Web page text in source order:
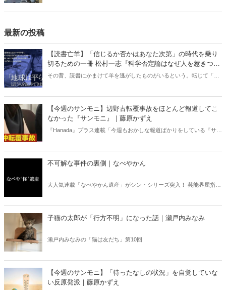
最新の投稿
【読書亡羊】「信じるか否かはあなた次第」の時代を乗り
切るための一冊 松村一志『科学否定論はなぜ人を惹きつけ
るのか』（ちくま新書）｜梶原麻衣子
その昔、読書にかまけて羊を逃がしたものがいるという。転じて「読
ある。元月刊『Hanada』編集部員のライター・梶原がお送りする時事
書評！
【今週のサンモニ】辺野古転覆事故をほとんど報道してこ
なかった『サンモニ』｜藤原かずえ
『Hanada』プラス連載「今週もおかしな報道ばかりをしている『サン
不可解な事件の裏側｜なべやかん
大人気連載「なべやかん遺産」がシン・シリーズ突入！ 芸能界屈指の
信じるか信じないかは、あなた次第！ 芸能ニュース
子猫の太郎が「行方不明」になった話｜瀬戸内みなみ
瀬戸内みなみの「猫は友だち」第10回
【今週のサンモニ】「待ったなしの状況」を自覚していな
い反原発派｜藤原かずえ